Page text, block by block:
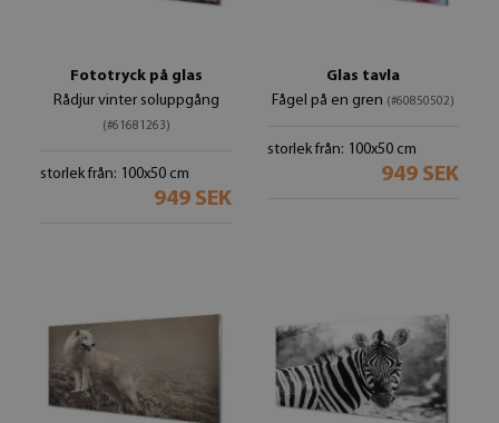
Fototryck på glas
Rådjur vinter soluppgång
(#61681263)
storlek från: 100x50 cm
949 SEK
Glas tavla
Fågel på en gren (#60850502)
storlek från: 100x50 cm
949 SEK